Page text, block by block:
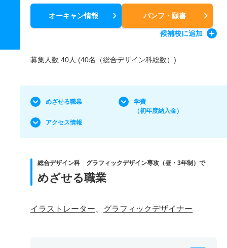
オーキャン情報 パンフ・願書
候補校に追加
募集人数 40人 (40名（総合デザイン科総数）)
めざせる職業
学費
（初年度納入金）
アクセス情報
総合デザイン科 グラフィックデザイン専攻（昼・3年制）で
めざせる職業
イラストレーター グラフィックデザイナー